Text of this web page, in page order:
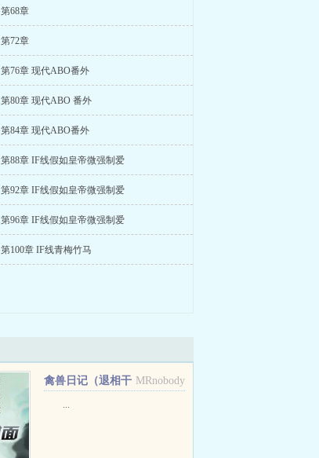
第68章
第72章
第76章 现代ABO番外
第80章 现代ABO 番外
第84章 现代ABO番外
第88章 IF线假如皇帝微强制爱
第92章 IF线假如皇帝微强制爱
第96章 IF线假如皇帝微强制爱
第100章 IF线青梅竹马
MRnobody
禽兽日记（退相干
...